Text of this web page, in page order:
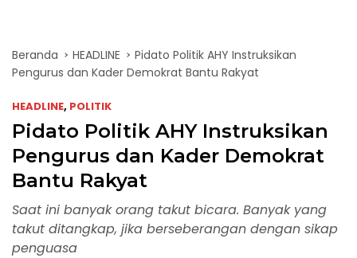
Beranda HEADLINE
Pidato Politik AHY Instruksikan
Pengurus dan Kader Demokrat Bantu Rakyat
HEADLINE, POLITIK
Pidato Politik AHY Instruksikan
Pengurus dan Kader Demokrat
Bantu Rakyat
Saat ini banyak orang takut bicara. Banyak yang
takut ditangkap, jika berseberangan dengan sikap
penguasa